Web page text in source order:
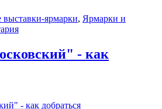
ярмарки, Ярмарки и
- как